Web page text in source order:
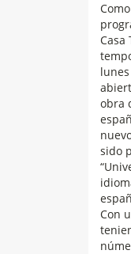
Casa
obra
sido
Con